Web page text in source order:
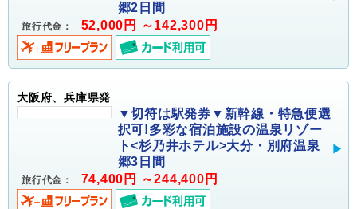
郷2日間
旅行代金： 52,000円 ～142,300円
大阪府、兵庫県発
▼切符は駅発券▼新幹線・特急便選
択可!多彩な宿泊施設の温泉リゾー
ト<杉乃井ホテル>大分・別府温泉
郷3日間
旅行代金： 74,400円 ～244,400円